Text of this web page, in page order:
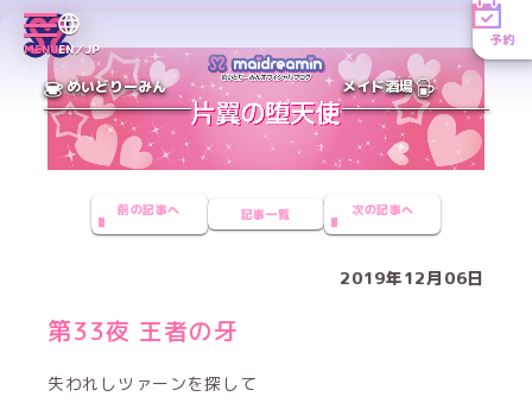
MENUEN／JP
予約
めいどりーみん メイド酒場
前の記事へ 記事一覧 次の記事へ
2019年12月06日
第33夜 王者の牙
失われしツァーンを探して